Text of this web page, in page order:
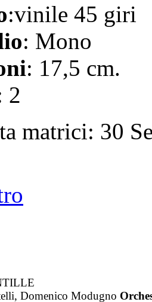
:vinile 45 giri
: Mono
: 17,5 cm.
2
matrici: 30
Domenico Modugno